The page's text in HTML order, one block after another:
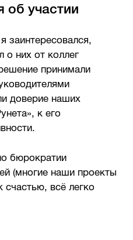
об участии
заинтересовался,
о них от коллег
принимали
доверие наших
к его
бюрократии
(многие наши проекты
счастью, всё легко